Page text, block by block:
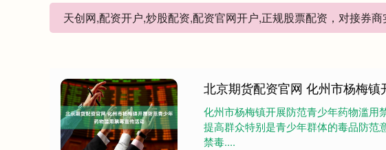
天创网,配资开户,炒股配资,配资官网开户,正规股票配资，对接券
北京期货配资官网 化州市杨梅
化州市杨梅镇开展防范青少年药物滥用
提高群众特别是青少年群体的毒品防范
禁毒....